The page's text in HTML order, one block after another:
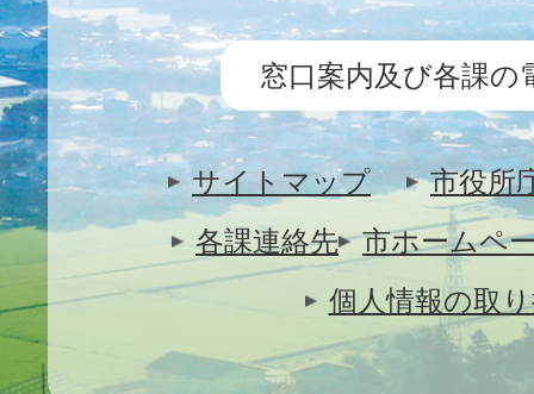
窓口案内及び各課の
サイトマップ
市役所
各課連絡先
市ホームペ
個人情報の取